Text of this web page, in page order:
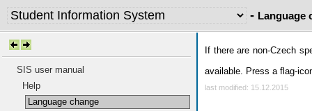
- Language
SIS user manual
Help
Language change
If there are non-Czech
available. Press a flag-
last modified: 15.12.2015